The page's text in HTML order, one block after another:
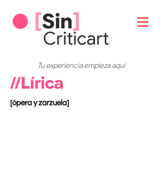
[Sin]
Criticart
Tu experiencia empieza aquí
//Lírica
[ópera y zarzuela]